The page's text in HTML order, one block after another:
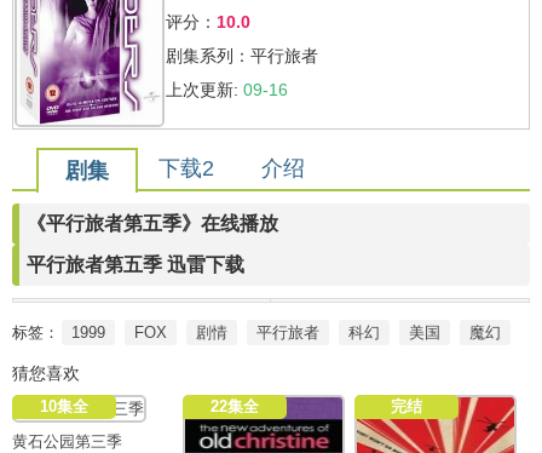
评分： 10.0
剧集系列：平行旅者
上次更新: 09-16
剧集 下载2 介绍
《平行旅者第五季》在线播放
平行旅者第五季 迅雷下载
标签： 1999 FOX 剧情 平行旅者 科幻 美国 魔幻
猜您喜欢
10集全
黄石公园第三季
22集全 完结